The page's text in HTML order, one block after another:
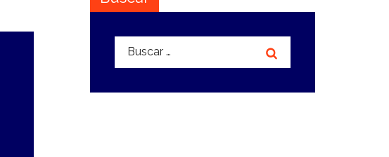
Buscar: